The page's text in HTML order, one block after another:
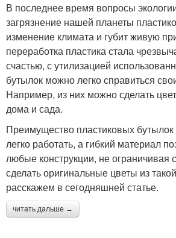
В последнее время вопросы
загрязнение нашей планеты
изменение климата и губит живую
переработка пластика стала
счастью, с утилизацией
бутылок можно легко справиться
Например, из них можно сделать
дома и сада.
Преимущество пластиковых бутылок
легко работать, а гибкий материал
любые конструкции, не ограничивая
сделать оригинальные цветы из
расскажем в сегодняшней статье.
читать дальше →